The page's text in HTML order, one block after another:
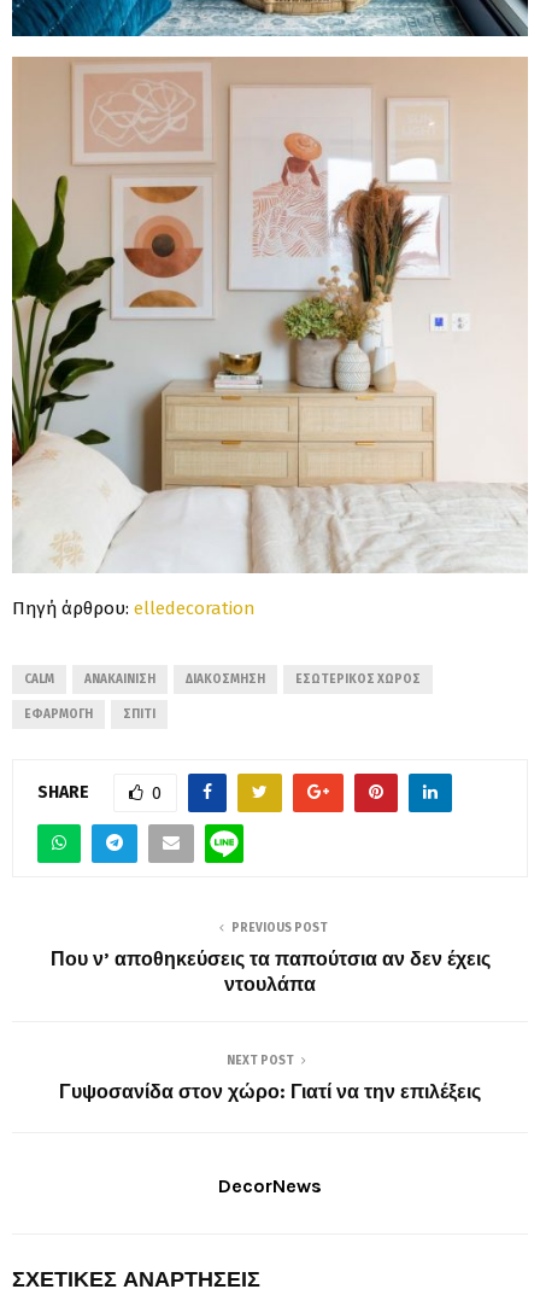
Πηγή άρθρου: elledecoration
CALM ΑΝΑΚΑΊΝΙΣΗ ΔΙΑΚΌΣΜΗΣΗ ΕΣΩΤΕΡΙΚΌΣ ΧΏΡΟΣ
ΕΦΑΡΜΟΓΉ ΣΠΊΤΙ
SHARE 0
PREVIOUS POST
Που ν’ αποθηκεύσεις τα παπούτσια αν δεν έχεις
ντουλάπα
NEXT POST
Γυψοσανίδα στον χώρο: Γιατί να την επιλέξεις
DecorNews
ΣΧΕΤΙΚΈΣ ΑΝΑΡΤΉΣΕΙΣ